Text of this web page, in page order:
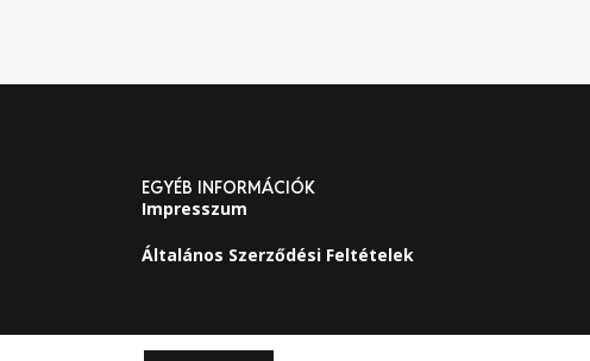
EGYÉB INFORMÁCIÓK
Impresszum
Általános Szerződési Feltételek